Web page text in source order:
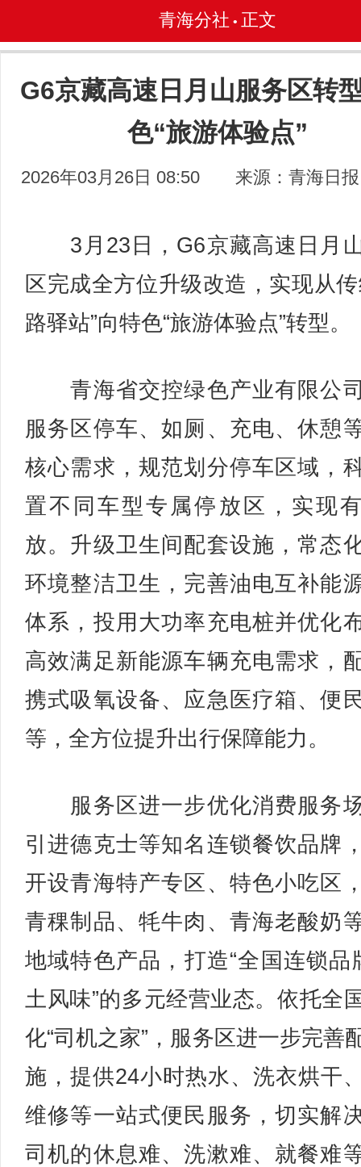
青海分社 • 正文
G6京藏高速日月山服务区转
色“旅游体验点”
2026年03月26日 08:50 来源：青海日报
3月23日，G6京藏高速日月
区完成全方位升级改造，实现从传
路驿站”向特色“旅游体验点”转型。
青海省交控绿色产业有限公
服务区停车、如厕、充电、休憩
核心需求，规范划分停车区域，
置不同车型专属停放区，实现
放。升级卫生间配套设施，常态
环境整洁卫生，完善油电互补能
体系，投用大功率充电桩并优化
高效满足新能源车辆充电需求，
携式吸氧设备、应急医疗箱、便
等，全方位提升出行保障能力。
服务区进一步优化消费服务
引进德克士等知名连锁餐饮品牌
开设青海特产专区、特色小吃区
青稞制品、牦牛肉、青海老酸奶
地域特色产品，打造“全国连锁品
土风味”的多元经营业态。依托全
化“司机之家”，服务区进一步完善
施，提供24小时热水、洗衣烘干
维修等一站式便民服务，切实解
司机的休息难、洗漱难、就餐难